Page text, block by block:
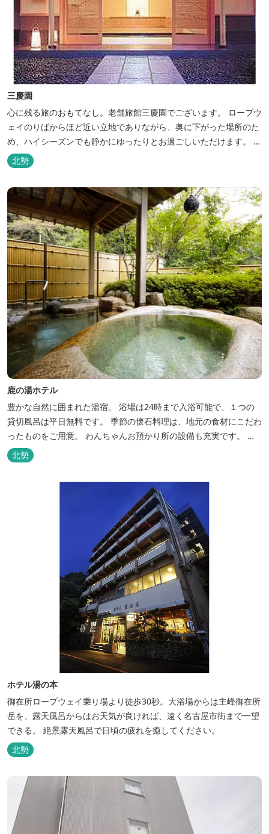
三慶園
心に残る旅のおもてなし。老舗旅館三慶園でございます。 ロープウ
ェイのりばからほど近い立地でありながら、奥に下がった場所のた
め、ハイシーズンでも静かにゆったりとお過ごしいただけます。 自
慢の大浴場からは、雄大な御在所岳を背に、御在所ロープウェイが
望めます。季節ごとに表情を変える湯の山の自然と対話しながら至
北勢
鹿の湯ホテル
豊かな自然に囲まれた湯宿。 浴場は24時まで入浴可能で、１つの
貸切風呂は平日無料です。 季節の懐石料理は、地元の食材にこだわ
ったものをご用意。 わんちゃんお預かり所の設備も充実です。 女
将手作りのお酢とカモシカソフトが人気です。 お食事処と大浴場の
脱衣所に最新の高機能換気設備を導入いたしました。
北勢
ホテル湯の本
御在所ロープウェイ乗り場より徒歩30秒。大浴場からは主峰御在所
岳を、露天風呂からはお天気が良ければ、遠く名古屋市街まで一望
できる。 絶景露天風呂で日頃の疲れを癒してください。
北勢